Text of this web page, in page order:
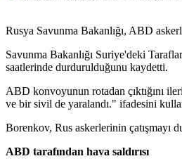
Rusya Savunma Bakanlığı, ABD
Savunma Bakanlığı Suriye'deki
saatlerinde durdurulduğunu kaydetti.
ABD konvoyunun rotadan çıktığını
ve bir sivil de yaralandı." ifadesini
Borenkov, Rus askerlerinin çatışmayı
ABD tarafından hava saldırısı